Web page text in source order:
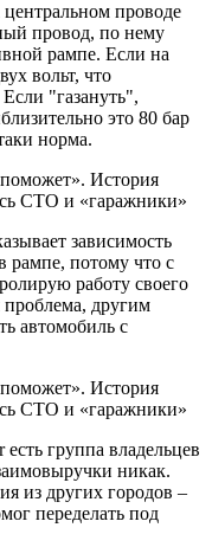
проводе
провод, по нему
рампе. Если на
вольт, что
"газануть",
это 80 бар
норма.
зависимость
рампе, потому что с
работу своего
другим
автомобиль с
группа владельцев
никак.
из других городов –
переделать под